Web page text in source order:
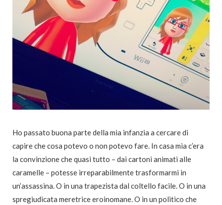
Ho passato buona parte della mia infanzia a cercare di
capire che cosa potevo o non potevo fare. In casa mia c’era
la convinzione che quasi tutto – dai cartoni animati alle
caramelle – potesse irreparabilmente trasformarmi in
un’assassina. O in una trapezista dal coltello facile. O in una
spregiudicata meretrice eroinomane. O in un politico che